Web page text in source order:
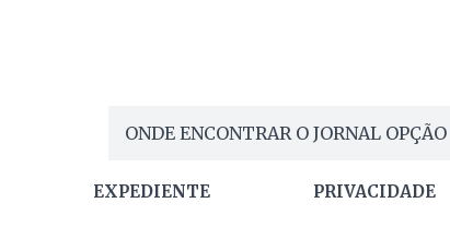
ONDE ENCONTRAR O JORNAL OPÇÃO
EXPEDIENTE PRIVACIDADE